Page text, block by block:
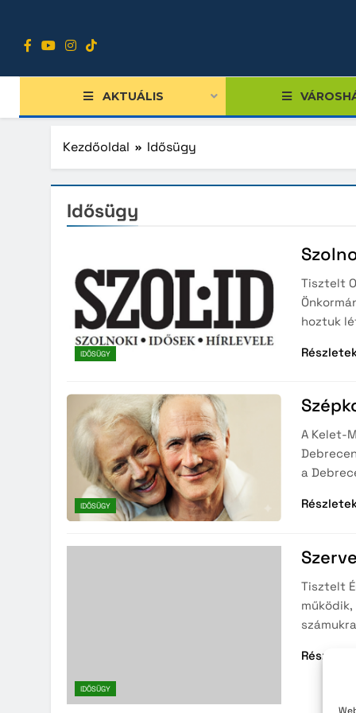
tartalomra
AKTUÁLIS
Kezdőoldal Idősügy
Idősügy
IDŐSÜGY
Tisztelt
hoztuk
IDŐSÜGY
A Kelet-
a
IDŐSÜGY
Tisztelt
Részletek